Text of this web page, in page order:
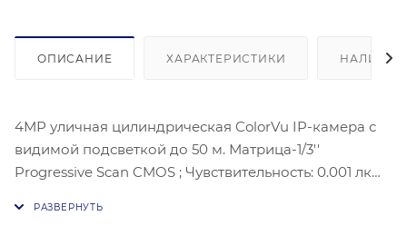
ОПИСАНИЕ ХАРАКТЕРИСТИКИ НАЛИЧИЕ
4МР уличная цилиндрическая ColorVu IP-камера с
видимой подсветкой до 50 м. Матрица-1/3''
Progressive Scan CMOS ; Чувствительность: 0.001 лк@